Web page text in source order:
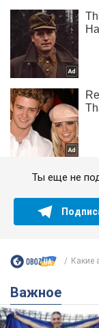
Ты еще не
Какие
Важное